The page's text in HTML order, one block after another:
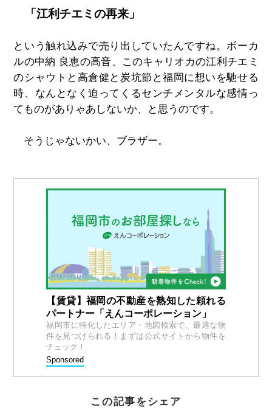
「江利チエミの再来」
という触れ込みで売り出していたんですね。ボーカ
ルの中納 良恵の高音、このキャリオカの江利チエミ
のシャウトと高倉健と炭坑節と福岡に想いを馳せる
時、なんとなく迫ってくるセンチメンタルな感情っ
てものがありゃあしないか、と思うのです。
そうじゃないかい、ブラザー。
【賃貸】福岡の不動産を熟知した頼れる
パートナー「えんコーポレーション」
福岡市に特化したエリア・地図検索で、最適な物
件を見つけられる！まずは公式サイトから物件を
チェック！
Sponsored
この記事をシェア